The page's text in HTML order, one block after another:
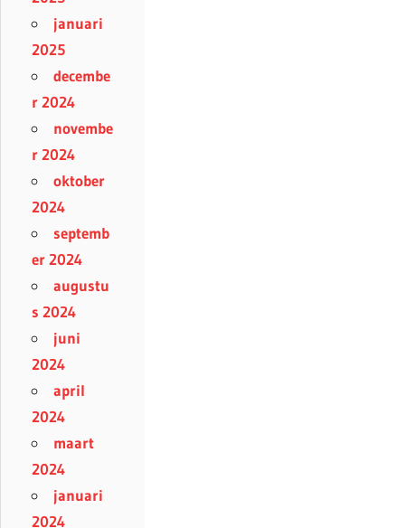
januari
2025
decembe
r 2024
novembe
r 2024
oktober
2024
septemb
er 2024
augustu
s 2024
juni
2024
april
2024
maart
2024
januari
2024